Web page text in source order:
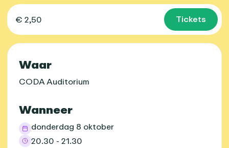
€ 2,50 Tickets
Praktische informatie
Waar
CODA Auditorium
Wanneer
donderdag 8 oktober
20.30 - 21.30